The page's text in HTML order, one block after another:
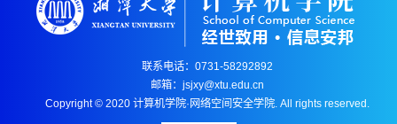
联系电话：0731-58292892
邮箱：jsjxy@xtu.edu.cn
Copyright © 2020 计算机学院·网络空间安全学院. All rights reserved.